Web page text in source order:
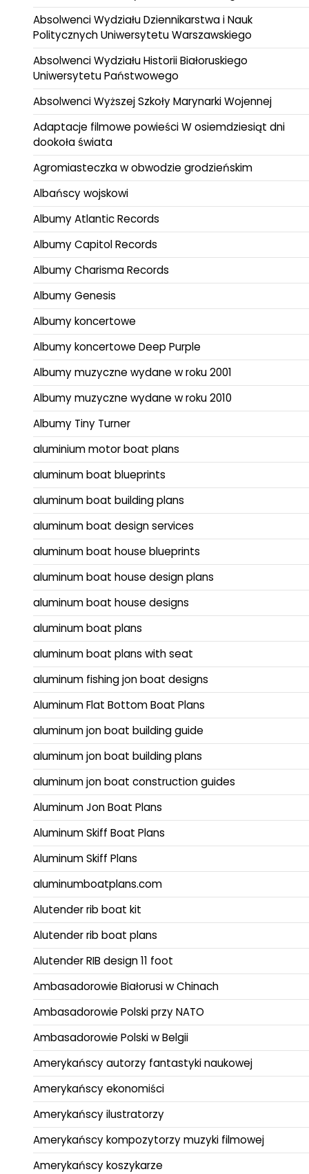
Absolwenci Wydziału Dziennikarstwa i Nauk
Politycznych Uniwersytetu Warszawskiego
Absolwenci Wydziału Historii Białoruskiego
Uniwersytetu Państwowego
Absolwenci Wyższej Szkoły Marynarki Wojennej
Adaptacje filmowe powieści W osiemdziesiąt dni
dookoła świata
Agromiasteczka w obwodzie grodzieńskim
Albańscy wojskowi
Albumy Atlantic Records
Albumy Capitol Records
Albumy Charisma Records
Albumy Genesis
Albumy koncertowe
Albumy koncertowe Deep Purple
Albumy muzyczne wydane w roku 2001
Albumy muzyczne wydane w roku 2010
Albumy Tiny Turner
aluminium motor boat plans
aluminum boat blueprints
aluminum boat building plans
aluminum boat design services
aluminum boat house blueprints
aluminum boat house design plans
aluminum boat house designs
aluminum boat plans
aluminum boat plans with seat
aluminum fishing jon boat designs
Aluminum Flat Bottom Boat Plans
aluminum jon boat building guide
aluminum jon boat building plans
aluminum jon boat construction guides
Aluminum Jon Boat Plans
Aluminum Skiff Boat Plans
Aluminum Skiff Plans
aluminumboatplans.com
Alutender rib boat kit
Alutender rib boat plans
Alutender RIB design 11 foot
Ambasadorowie Białorusi w Chinach
Ambasadorowie Polski przy NATO
Ambasadorowie Polski w Belgii
Amerykańscy autorzy fantastyki naukowej
Amerykańscy ekonomiści
Amerykańscy ilustratorzy
Amerykańscy kompozytorzy muzyki filmowej
Amerykańscy koszykarze